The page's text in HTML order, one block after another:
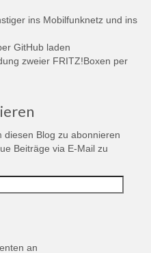
ins Mobilfunknetz und ins
GitHub laden
zweier FRITZ!Boxen per
diesen Blog zu abonnieren
Beiträge via E-Mail zu
an